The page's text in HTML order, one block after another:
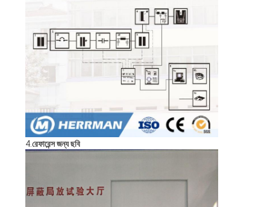
4.রেফারেন্স জন্য ছবি